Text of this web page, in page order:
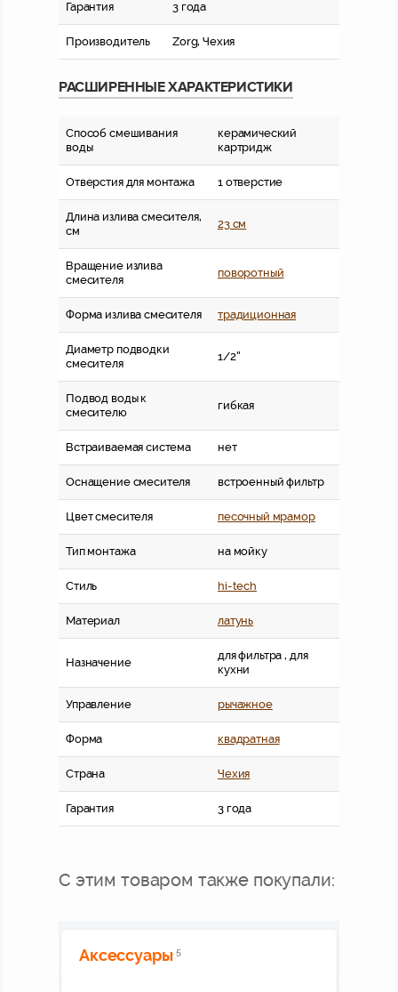
Гарантия 3 года
Производитель Zorg, Чехия
РАСШИРЕННЫЕ ХАРАКТЕРИСТИКИ
Способ смешивания
воды
керамический
картридж
Отверстия для монтажа 1 отверстие
Длина излива смесителя,
см
23 см
Вращение излива
смесителя
поворотный
Форма излива смесителя традиционная
Диаметр подводки
смесителя
1/2''
Подвод воды к
смесителю
гибкая
Встраиваемая система нет
Оснащение смесителя встроенный фильтр
Цвет смесителя песочный мрамор
Тип монтажа на мойку
Стиль hi-tech
Материал латунь
Назначение
для фильтра , для
кухни
Управление рычажное
Форма квадратная
Страна Чехия
Гарантия 3 года
С этим товаром также покупали:
Аксессуары 5